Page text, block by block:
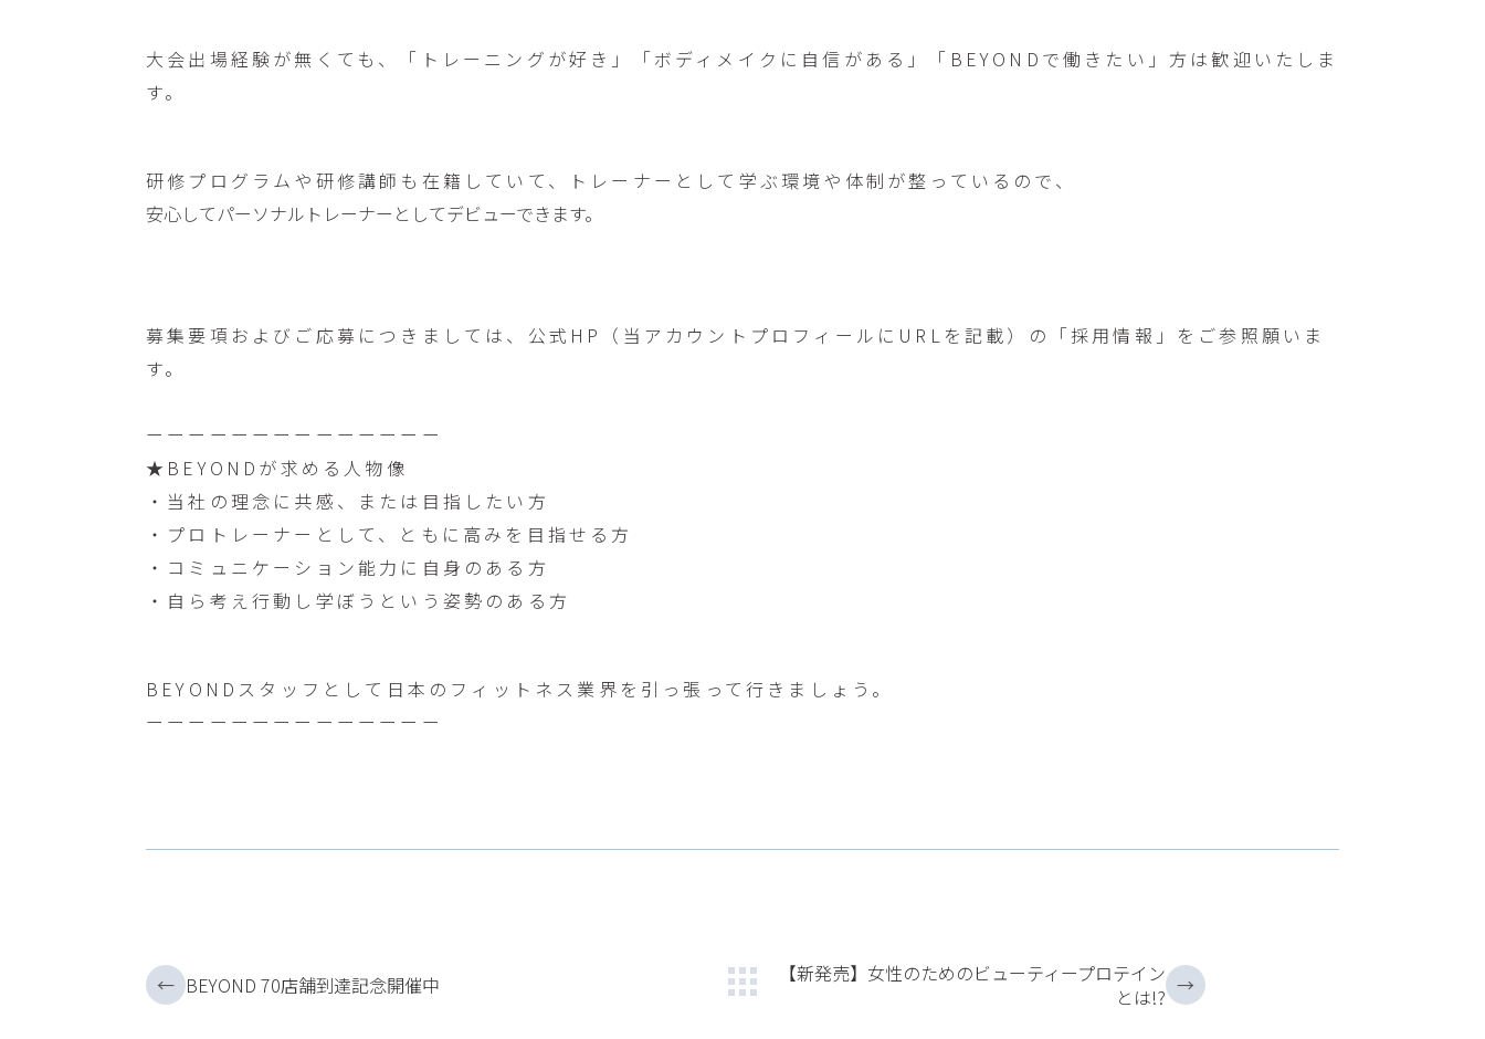
大会出場経験が無くても、「トレーニングが好き」「ボディメイクに自信がある」「BEYONDで働きたい」方は歓迎いたしま
す。
研修プログラムや研修講師も在籍していて、トレーナーとして学ぶ環境や体制が整っているので、
安心してパーソナルトレーナーとしてデビューできます。
募集要項およびご応募につきましては、公式HP（当アカウントプロフィールにURLを記載）の「採用情報」をご参照願いま
す。
ーーーーーーーーーーーーーー
★BEYONDが求める人物像
・当社の理念に共感、または目指したい方
・プロトレーナーとして、ともに高みを目指せる方
・コミュニケーション能力に自身のある方
・自ら考え行動し学ぼうという姿勢のある方
BEYONDスタッフとして日本のフィットネス業界を引っ張って行きましょう。
ーーーーーーーーーーーーーー
← BEYOND 70店舗到達記念開催中
【新発売】女性のためのビューティープロテイン
とは!? →